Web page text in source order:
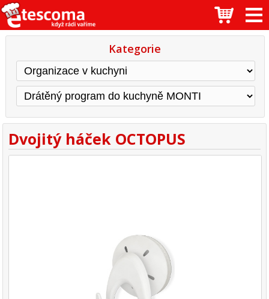
Kategorie
Dvojitý háček OCTOPUS